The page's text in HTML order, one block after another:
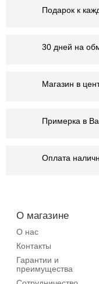
Подарок к
30 дней на
Магазин в
Примерка в
Оплата
О магазине
О нас
Контакты
Гарантии и
преимущества